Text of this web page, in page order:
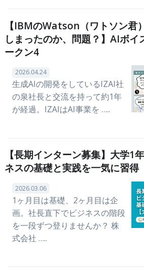
【IBMのWatson（ワトソン君
しまったのか、問題？】AIボイ
ークン4
2026.04.24
生成AIの開発をしているIZAI社
の泉社長と交流を持って約1年
が経過。IZAIはAI事業を …..
【長期インターン募集】大学1
ネスの基礎と実践を一気に習得
2026.03.06
1ヶ月目は基礎、2ヶ月目は企
画。社長直下でビジネスの階段
を一段ずつ登りませんか？ 株
式会社 …..